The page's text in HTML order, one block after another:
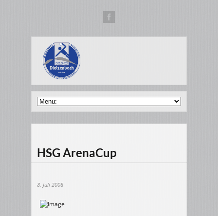
HSG ArenaCup
8. Juli 2008